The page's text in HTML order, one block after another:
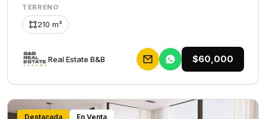
TERRENO
210 m²
Rеаl Еstаtе В&В $60,000
Destacada En Venta